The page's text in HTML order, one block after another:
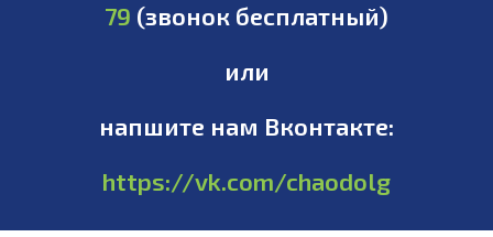
79 (звонок бесплатный)
или
напшите нам Вконтакте:
https://vk.com/chaodolg